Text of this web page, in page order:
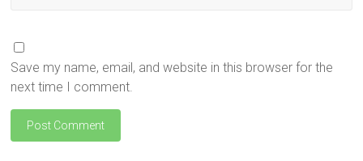
Save my name, email, and website in this browser for the
next time I comment.